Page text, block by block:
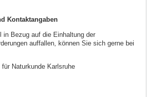
Kontaktangaben
in Bezug auf die Einhaltung der
auffallen, können Sie sich gerne bei
Naturkunde Karlsruhe